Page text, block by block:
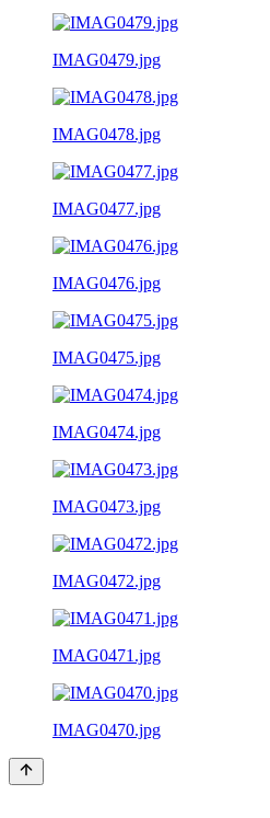
IMAG0479.jpg
IMAG0478.jpg
IMAG0477.jpg
IMAG0476.jpg
IMAG0475.jpg
IMAG0474.jpg
IMAG0473.jpg
IMAG0472.jpg
IMAG0471.jpg
IMAG0470.jpg